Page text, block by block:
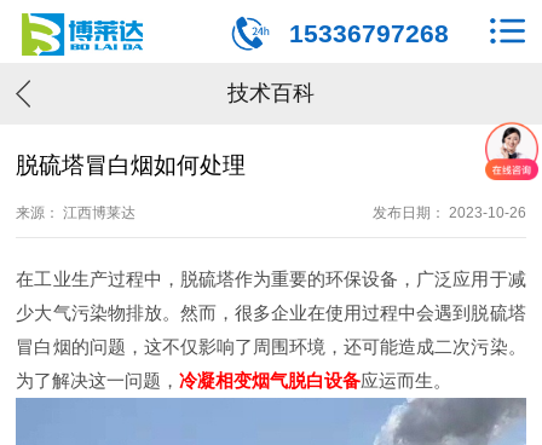
15336797268
技术百科
脱硫塔冒白烟如何处理
来源： 江西博莱达 发布日期： 2023-10-26
在工业生产过程中，脱硫塔作为重要的环保设备，广泛应用于减
少大气污染物排放。然而，很多企业在使用过程中会遇到脱硫塔
冒白烟的问题，这不仅影响了周围环境，还可能造成二次污染。
为了解决这一问题，冷凝相变烟气脱白设备应运而生。